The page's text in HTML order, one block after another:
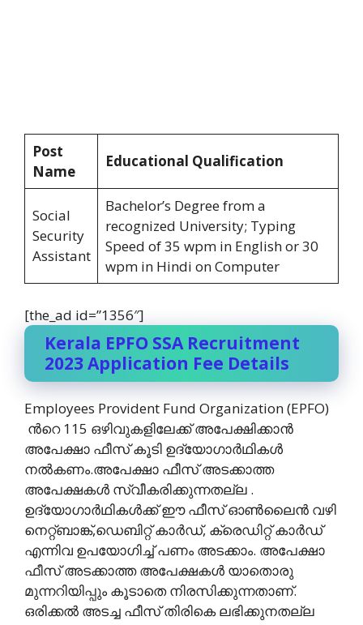
Post
Name
Educational Qualification
Social
Security
Assistant
Bachelor’s Degree from a
recognized University; Typing
Speed of 35 wpm in English or 30
wpm in Hindi on Computer
[the_ad id=”1356″]
Kerala EPFO SSA Recruitment
2023 Application Fee Details
Employees Provident Fund Organization (EPFO)
ന്‍റെ 115 ഒഴിവുകളിലേക്ക് ‌അപേക്ഷിക്കാന്‍
അപേക്ഷാ ഫീസ്‌ കൂടി ഉദ്യോഗാര്‍ഥികള്‍
നല്‍കണം.അപേക്ഷാ ഫീസ്‌ അടക്കാത്ത
അപേക്ഷകള്‍ സ്വീകരിക്കുന്നതല്ല .
ഉദ്യോഗാര്‍ഥികള്‍ക്ക് ഈ ഫീസ്‌ ഓണ്‍ലൈന്‍ വഴി
നെറ്റ്ബാങ്ക്,ഡെബിറ്റ് കാര്‍ഡ്, ക്രെഡിറ്റ്‌ കാര്‍ഡ്
എന്നിവ ഉപയോഗിച്ച് പണം അടക്കാം. അപേക്ഷാ
ഫീസ്‌ അടക്കാത്ത അപേക്ഷകള്‍ യാതൊരു
മുന്നറിയിപ്പും കൂടാതെ നിരസിക്കുന്നതാണ്.
ഒരിക്കല്‍ അടച്ച ഫീസ്‌ തിരികെ ലഭിക്കുനതല്ല